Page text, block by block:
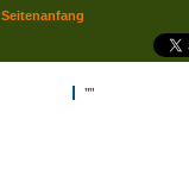
""
Seitenanfang